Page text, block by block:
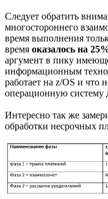
Следует обратить
многостороннего
время выполнения
время оказалось на
аргумент в пику
информационным
работает на z/OS и что
операционную систему
Интересно так же
обработки несрочных